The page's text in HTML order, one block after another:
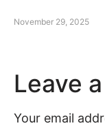
November 29, 2025
Leave
Your email